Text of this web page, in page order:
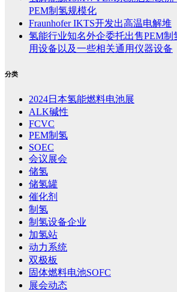
PEM制氢规模化
Fraunhofer IKTS开发出高温电解堆
氢能行业知名外企委托出售PEM
用设备以及一些相关通用仪器设备
分类
2024日本氢能燃料电池展
ALK碱性
FCVC
PEM制氢
SOEC
会议展会
储氢
储氢罐
催化剂
制氢
制氢设备企业
加氢站
动力系统
双极板
固体燃料电池SOFC
展会动态